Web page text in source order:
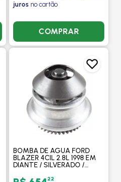
juros no cartão
COMPRAR
BOMBA DE AGUA FORD
BLAZER 4CIL 2.8L 1998 EM
DIANTE / SILVERADO /
/ F250 / FRONTIER 2.8 /
22